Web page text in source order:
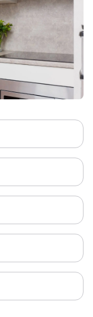
voor jou
voor een